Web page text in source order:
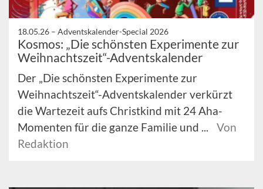
18.05.26 – Adventskalender-Special 2026
Kosmos: „Die schönsten Experimente zur
Weihnachtszeit“-Adventskalender
Der „Die schönsten Experimente zur
Weihnachtszeit“-Adventskalender verkürzt
die Wartezeit aufs Christkind mit 24 Aha-
Momenten für die ganze Familie und ...
Von
Redaktion